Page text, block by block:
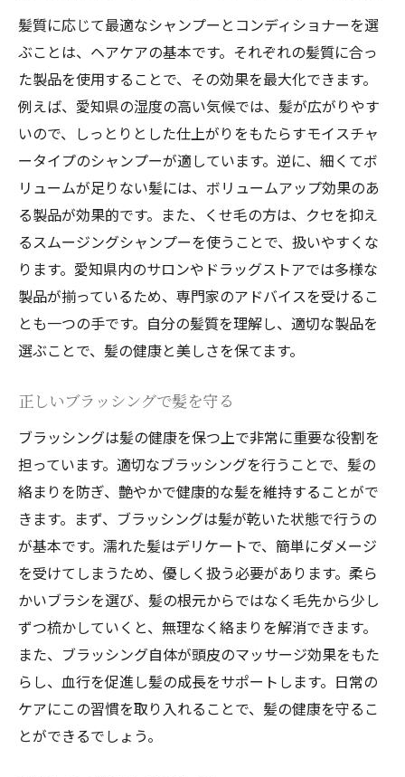
季節の変わり目に必要な髪のケア
紫外線から髪を守るための方法
気候に合わせたホームケアとサロントリー
トメント
愛知県のサロンで受けられる最新ヘアケアトリ
ートメント
サロンで体験する最新トリートメントとは
髪質改善に効果的なサロンメニュー
サロンでのトリートメントで得られる効果
プロの手で髪をリフレッシュ
手軽に受けられるおすすめトリートメント
愛知県のサロンで人気のヘアケアメニュー
ケア術
短時間でできるヘアケアの基本ステップ
朝のヘアセットをスムーズにするコツ
夜のお手入れで翌朝の準備を楽に
時短でできる簡単ヘアアレンジ術
忙しい毎日に役立つヘアケアアイテム
時間がない時でも美髪を保つポイント
愛知県のプロスタイリストが推奨するスペシャ
ルヘアケア
特別な日のためのヘアケアアドバイス
プロが選ぶスペシャルケアアイテム
髪を贅沢に労わるためのトリートメント
髪質に応じて最適なシャンプーとコンディショナーを選
ぶことは、ヘアケアの基本です。それぞれの髪質に合っ
た製品を使用することで、その効果を最大化できます。
例えば、愛知県の湿度の高い気候では、髪が広がりやす
いので、しっとりとした仕上がりをもたらすモイスチャ
ータイプのシャンプーが適しています。逆に、細くてボ
リュームが足りない髪には、ボリュームアップ効果のあ
る製品が効果的です。また、くせ毛の方は、クセを抑え
るスムージングシャンプーを使うことで、扱いやすくな
ります。愛知県内のサロンやドラッグストアでは多様な
製品が揃っているため、専門家のアドバイスを受けるこ
とも一つの手です。自分の髪質を理解し、適切な製品を
選ぶことで、髪の健康と美しさを保てます。
正しいブラッシングで髪を守る
ブラッシングは髪の健康を保つ上で非常に重要な役割を
担っています。適切なブラッシングを行うことで、髪の
絡まりを防ぎ、艶やかで健康的な髪を維持することがで
きます。まず、ブラッシングは髪が乾いた状態で行うの
が基本です。濡れた髪はデリケートで、簡単にダメージ
を受けてしまうため、優しく扱う必要があります。柔ら
かいブラシを選び、髪の根元からではなく毛先から少し
ずつ梳かしていくと、無理なく絡まりを解消できます。
また、ブラッシング自体が頭皮のマッサージ効果をもた
らし、血行を促進し髪の成長をサポートします。日常の
ケアにこの習慣を取り入れることで、髪の健康を守るこ
とができるでしょう。